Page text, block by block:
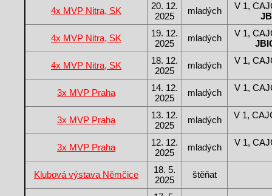
4x MVP Nitra, SK
20. 12.
2025
mladých
V 1,
4x MVP Nitra, SK
19. 12.
2025
mladých
V 1,
4x MVP Nitra, SK
18. 12.
2025
mladých V 1,
3x MVP Praha
14. 12.
2025
mladých V 1,
3x MVP Praha
13. 12.
2025
mladých V 1,
3x MVP Praha
12. 12.
2025
mladých V 1,
Klubová výstava Němčice
18. 5.
2025
štěňat